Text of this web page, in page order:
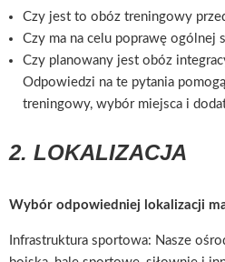
Czy jest to obóz treningowy
Czy ma na celu poprawę ogólnej
Czy planowany jest obóz
Odpowiedzi na te pytania
treningowy, wybór miejsca i
2. LOKALIZACJA
Wybór odpowiedniej lokalizacji
Infrastruktura sportowa: Nasze